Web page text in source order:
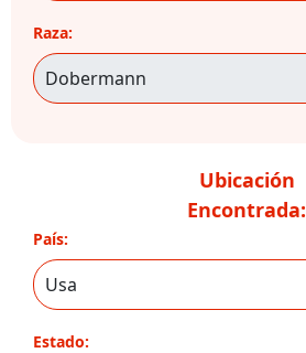
Raza:
Ubicación
Encontrada:
País:
Estado: